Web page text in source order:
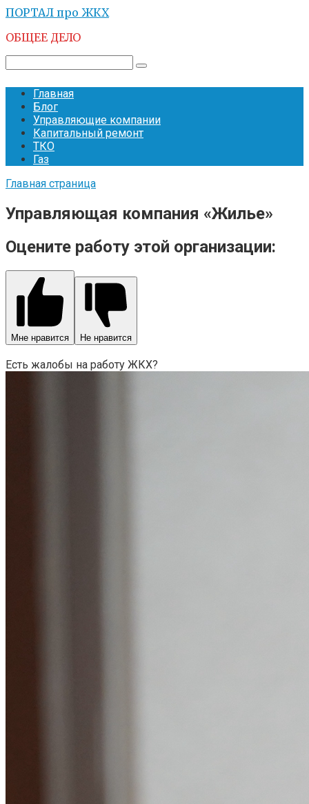
Перейти
контенту
ПОРТАЛ про ЖКХ
ОБЩЕЕ ДЕЛО
Главная
Блог
Управляющие компании
Капитальный ремонт
ТКО
Газ
Главная страница
Управляющая компания «Жилье»
Оцените работу этой организации:
Мне нравится Не нравится
Есть жалобы на работу ЖКХ?